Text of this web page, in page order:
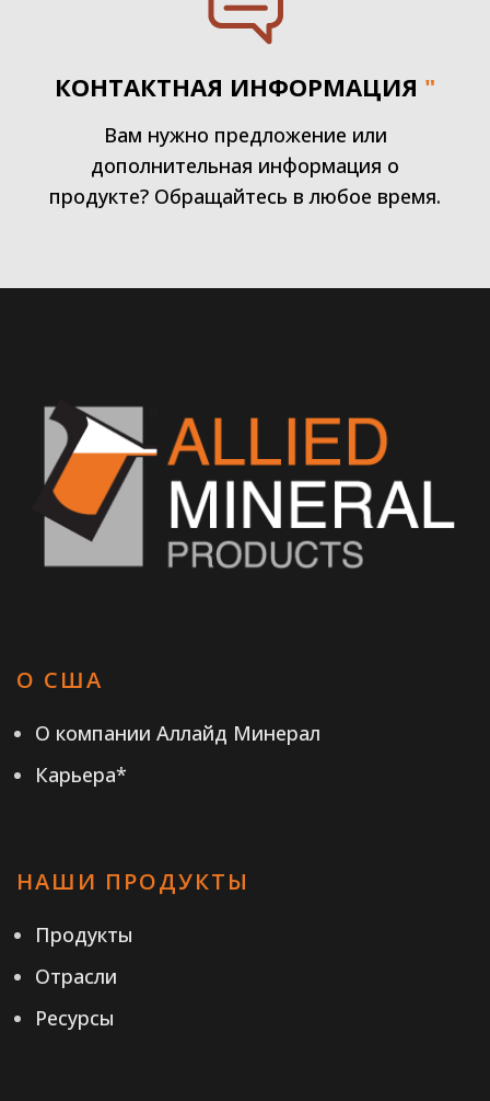
КОНТАКТНАЯ ИНФОРМАЦИЯ "
Вам нужно предложение или
дополнительная информация о
продукте? Обращайтесь в любое время.
О США
О компании Аллайд Минерал
Карьера*
НАШИ ПРОДУКТЫ
Продукты
Отрасли
Ресурсы